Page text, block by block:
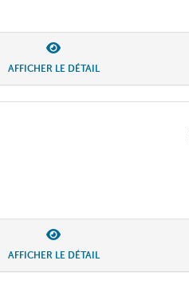
AFFICHER LE DÉTAIL
AFFICHER LE DÉTAIL